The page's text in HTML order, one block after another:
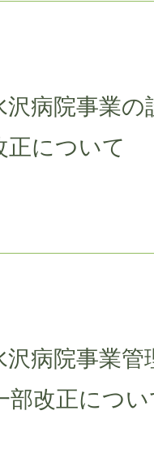
沢病院事業
正について
沢病院事業管
部改正につ